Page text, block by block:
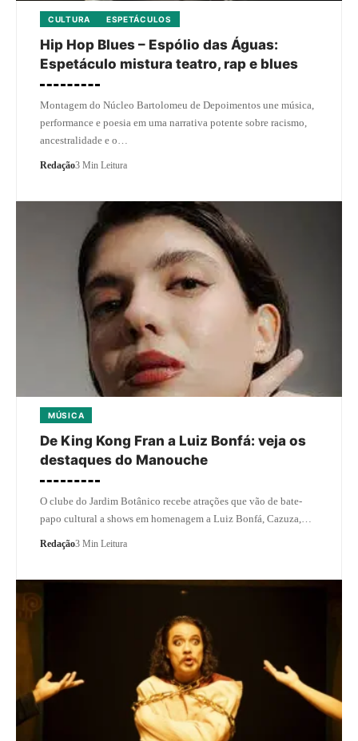
CULTURA ESPETÁCULOS
Hip Hop Blues – Espólio das Águas:
Espetáculo mistura teatro, rap e blues
Montagem do Núcleo Bartolomeu de Depoimentos une música,
performance e poesia em uma narrativa potente sobre racismo,
ancestralidade e o…
Redação3 Min Leitura
MÚSICA
De King Kong Fran a Luiz Bonfá: veja os
destaques do Manouche
O clube do Jardim Botânico recebe atrações que vão de bate-
papo cultural a shows em homenagem a Luiz Bonfá, Cazuza,…
Redação3 Min Leitura